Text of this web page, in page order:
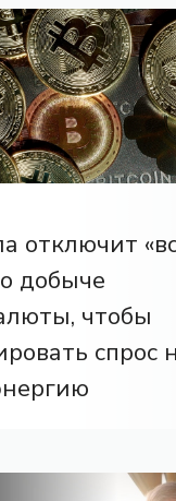
отключит
добыче
чтобы
спрос